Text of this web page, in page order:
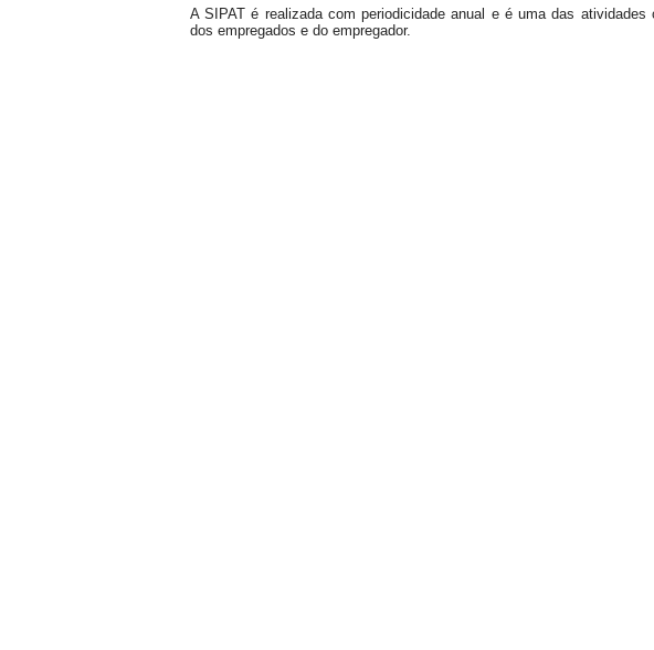
A SIPAT é realizada com periodicidade anual e é uma das atividades
dos empregados e do empregador.